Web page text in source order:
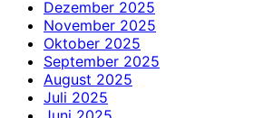
Dezember 2025
November 2025
Oktober 2025
September 2025
August 2025
Juli 2025